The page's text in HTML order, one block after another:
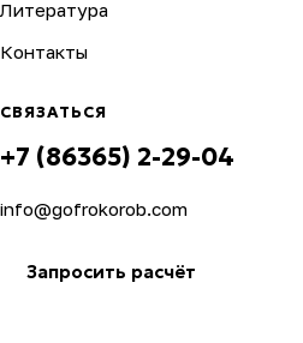
Литература
Контакты
СВЯЗАТЬСЯ
+7 (86365) 2-29-04
info@gofrokorob.com
Запросить расчёт